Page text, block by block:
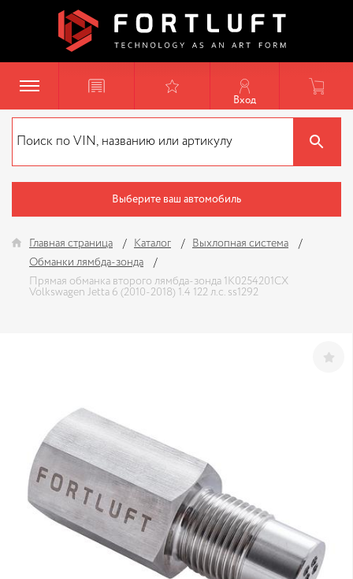
Вход
Выберите ваш автомобиль
Главная страница Каталог
Выхлопная система
Обманки лямбда-зонда
Прямая обманка второго лямбда-зонда 1K0254201CX
Volkswagen Jetta 6 (2010-2018) 1.4 122 л.с. ss1292